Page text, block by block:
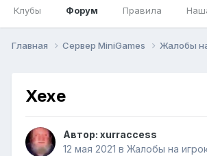
Клубы Форум Правила
Главная Сервер MiniGames Жалобы
Хехе
Автор: xurraccess
12 мая 2021 в Жалобы на